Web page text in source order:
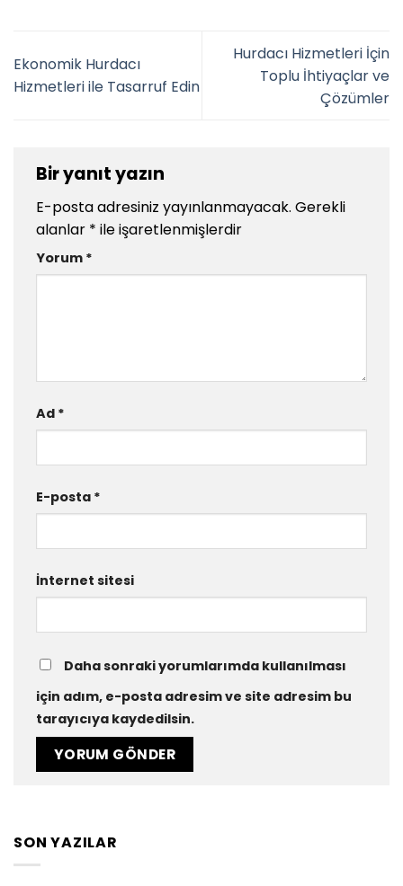
Ekonomik Hurdacı
Hizmetleri ile Tasarruf Edin
Hurdacı Hizmetleri İçin
Toplu İhtiyaçlar ve
Çözümler
Bir yanıt yazın
E-posta adresiniz yayınlanmayacak. Gerekli
alanlar * ile işaretlenmişlerdir
Yorum *
Ad *
E-posta *
İnternet sitesi
Daha sonraki yorumlarımda kullanılması
için adım, e-posta adresim ve site adresim bu
tarayıcıya kaydedilsin.
SON YAZILAR